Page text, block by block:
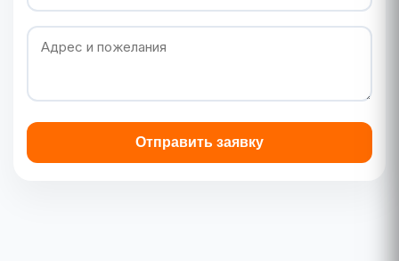
Отправить заявку